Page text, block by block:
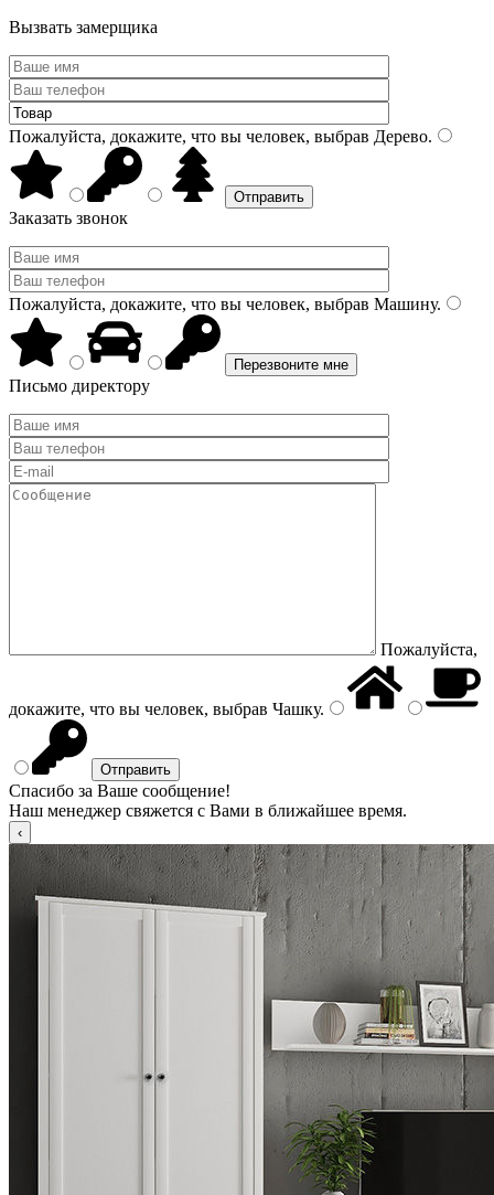
Вызвать замерщика
Пожалуйста, докажите, что вы человек, выбрав Дерево.
Заказать звонок
Пожалуйста, докажите, что вы человек, выбрав Машину.
Письмо директору
Пожалуйста,
докажите, что вы человек, выбрав Чашку.
Спасибо за Ваше сообщение!
Наш менеджер свяжется с Вами в ближайшее время.